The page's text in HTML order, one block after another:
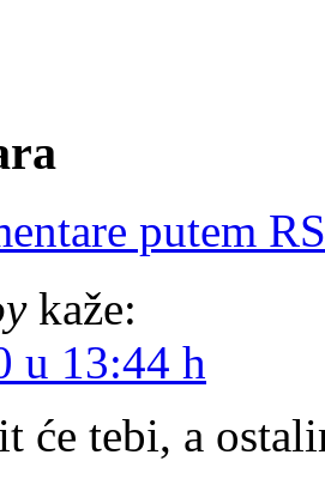
putem
kaže:
u 13:44 h
će tebi, a